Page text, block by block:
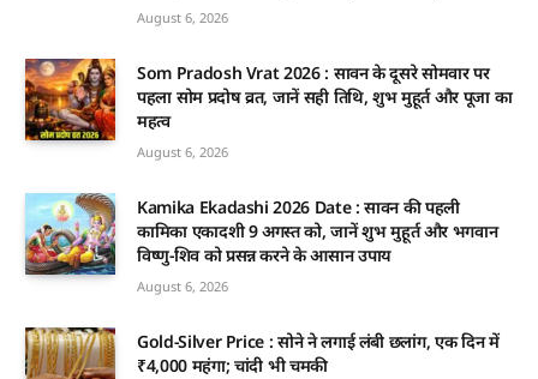
August 6, 2026
Som Pradosh Vrat 2026 : सावन के दूसरे सोमवार पर
पहला सोम प्रदोष व्रत, जानें सही तिथि, शुभ मुहूर्त और पूजा का
महत्व
August 6, 2026
Kamika Ekadashi 2026 Date : सावन की पहली
कामिका एकादशी 9 अगस्त को, जानें शुभ मुहूर्त और भगवान
विष्णु-शिव को प्रसन्न करने के आसान उपाय
August 6, 2026
Gold-Silver Price : सोने ने लगाई लंबी छलांग, एक दिन में
₹4,000 महंगा; चांदी भी चमकी